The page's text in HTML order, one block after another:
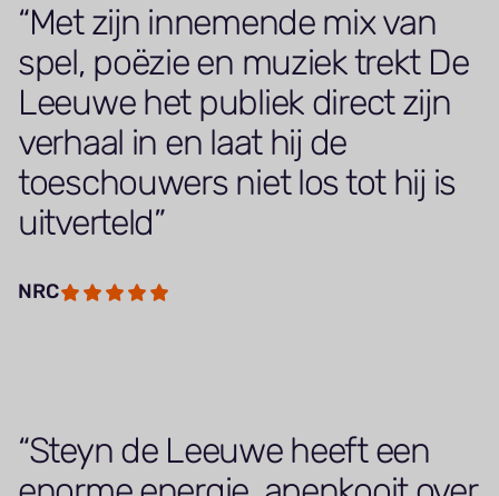
Met zijn innemende mix van
spel, poëzie en muziek trekt De
Leeuwe het publiek direct zijn
verhaal in en laat hij de
toeschouwers niet los tot hij is
uitverteld
NRC
Steyn de Leeuwe heeft een